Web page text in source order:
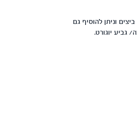
הכינו עיסה מ- פירה מ-3 תפוחי אדמה, בצל קצוץ מטוגן, עשבי תיבול, שום קצוץ, 3 כפות קמח, 2 ביצים וניתן להוסיף גם